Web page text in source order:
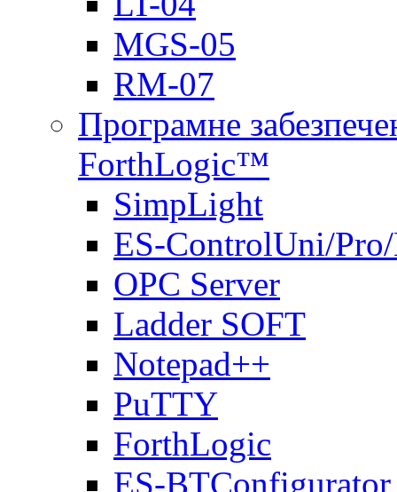
МGS-05
RM-07
Програмне
ForthLogic™
SimpLight
ES-ControlUni/
OPC Server
Ladder SOFT
Notepad++
PuTTY
ForthLogic
ES-BTConfigurator